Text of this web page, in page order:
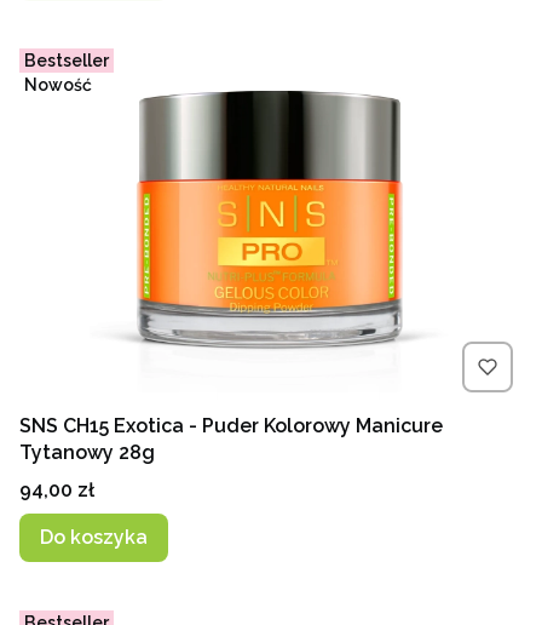
Bestseller
Nowość
SNS CH15 Exotica - Puder Kolorowy Manicure
Tytanowy 28g
Cena
94,00 zł
Do koszyka